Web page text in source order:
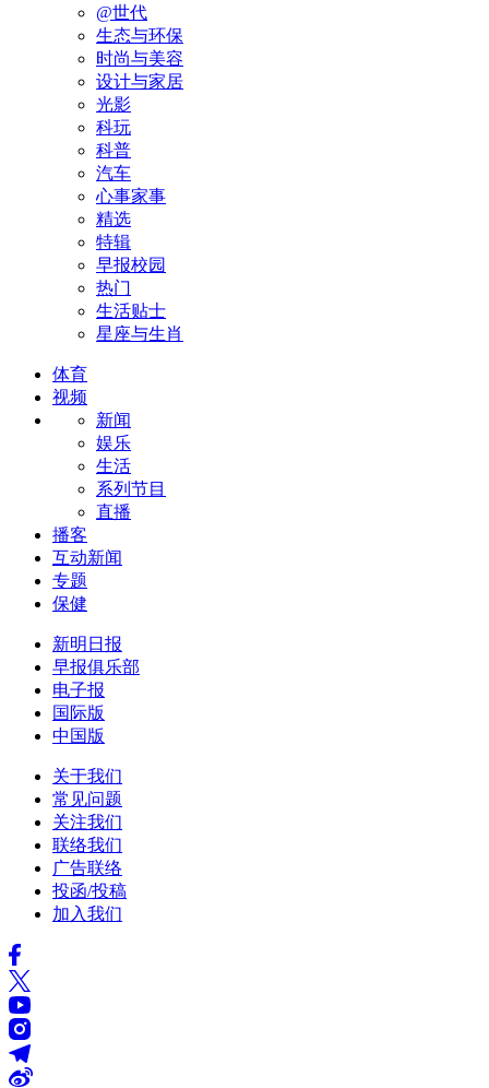
@世代
生态与环保
时尚与美容
设计与家居
光影
科玩
科普
汽车
心事家事
精选
特辑
早报校园
热门
生活贴士
星座与生肖
体育
视频
新闻
娱乐
生活
系列节目
直播
播客
互动新闻
专题
保健
新明日报
早报俱乐部
电子报
国际版
中国版
关于我们
常见问题
关注我们
联络我们
广告联络
投函/投稿
加入我们